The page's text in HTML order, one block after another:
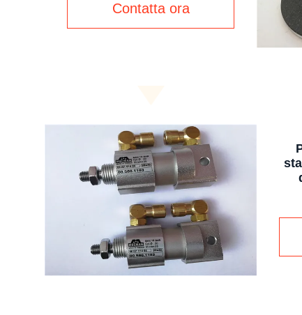
Contatta ora